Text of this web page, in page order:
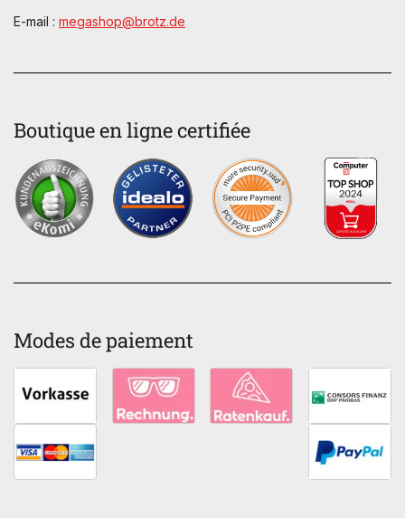
E-mail : megashop@brotz.de
Boutique en ligne certifiée
Modes de paiement